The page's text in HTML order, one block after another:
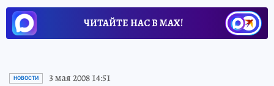
ЧИТАЙТЕ НАС В МАХ!
НОВОСТИ 3 мая 2008 14:51